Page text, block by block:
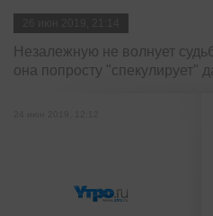
Незалежную не волнует
она попросту "спекулирует"